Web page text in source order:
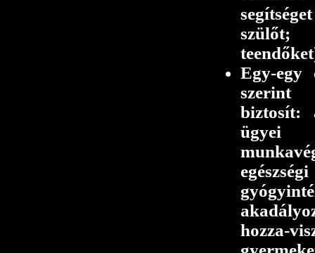
Egy-egy
szerint
biztosít:
ügyei